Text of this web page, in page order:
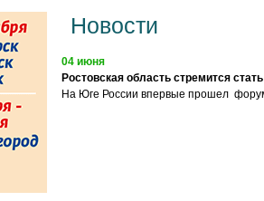
Новости
04 июня
Ростовская область стремится
На Юге России впервые прошел